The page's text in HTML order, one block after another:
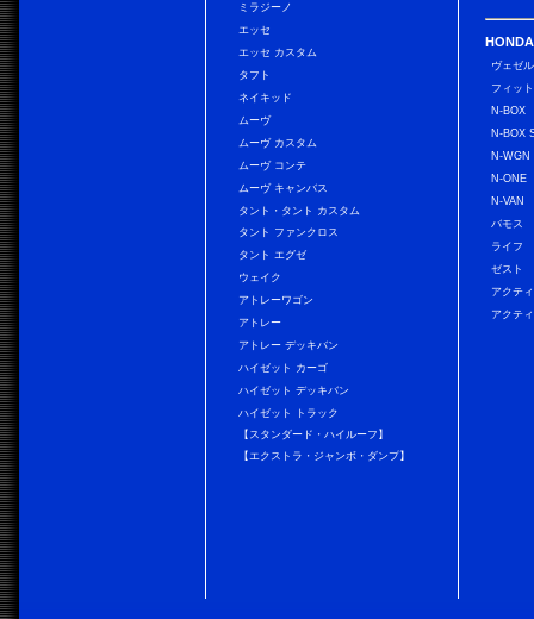
ミラジーノ
エッセ
エッセ カスタム
タフト
ネイキッド
ムーヴ
ムーヴ カスタム
ムーヴ コンテ
ムーヴ キャンバス
タント・タント カスタム
タント ファンクロス
タント エグゼ
ウェイク
アトレーワゴン
アトレー
アトレー デッキバン
ハイゼット カーゴ
ハイゼット デッキバン
ハイゼット トラック
【スタンダード・ハイルーフ】
【エクストラ・ジャンボ・ダンプ】
HONDA
ヴェゼル
フィット
N-BOX
N-BOX
N-WGN
N-ONE
N-VAN
バモス
ライフ
ゼスト
アクテ
アクテ